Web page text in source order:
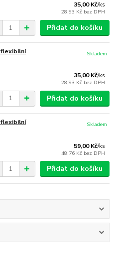
35,00 Kč/ks
28,93 Kč bez DPH
Přidat do košíku
flexibilní
35,00 Kč/ks
28,93 Kč bez DPH
Skladem
Přidat do košíku
flexibilní
59,00 Kč/ks
48,76 Kč bez DPH
Skladem
Přidat do košíku